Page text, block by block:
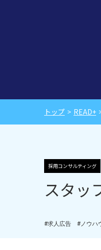
トップ > READ+
採用コンサルティング
スタッ
#求人広告 #ノウハ